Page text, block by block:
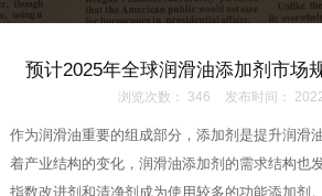
企业邮箱
预计2025年全球润滑油添加剂市场
浏览次数： 346 发布时间：
作为润滑油重要的组成部分，添加剂是提升润滑
着产业结构的变化，润滑油添加剂的需求结构也
指数改进剂和清净剂成为使用较多的功能添加剂